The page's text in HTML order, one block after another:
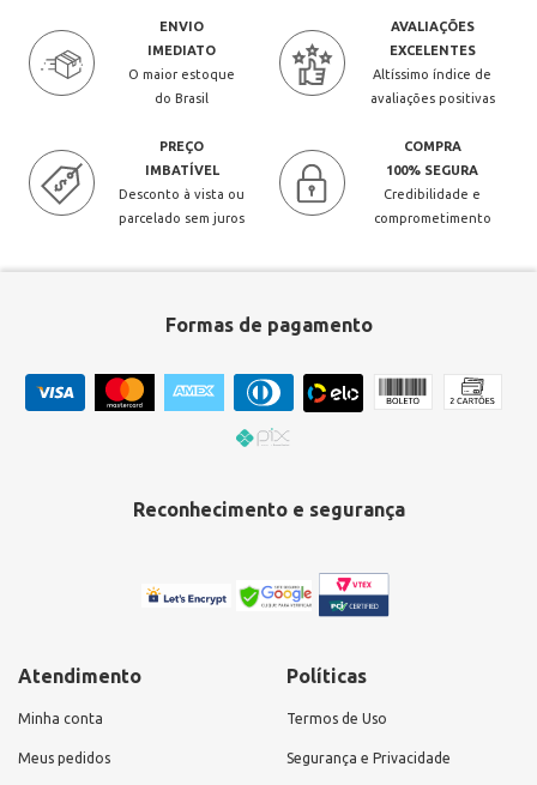
ENVIO
IMEDIATO
O maior estoque
do Brasil
AVALIAÇÕES
EXCELENTES
Altíssimo índice de
avaliações positivas
PREÇO
IMBATÍVEL
Desconto à vista ou
parcelado sem juros
COMPRA
100% SEGURA
Credibilidade e
comprometimento
Formas de pagamento
Reconhecimento e segurança
Atendimento
Minha conta
Meus pedidos
Políticas
Termos de Uso
Segurança e Privacidade